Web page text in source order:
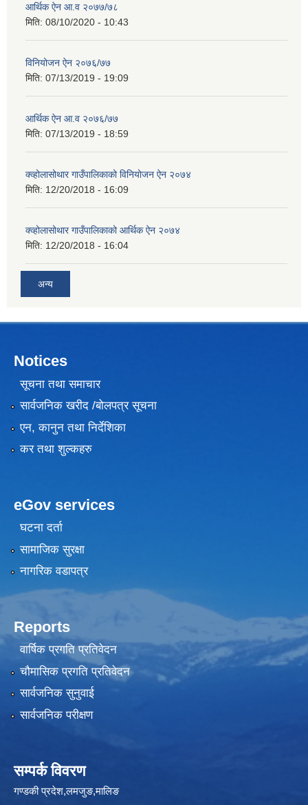
आर्थिक ऐन आ.व २०७७/७८
मिति: 08/10/2020 - 10:43
विनियोजन ऐन २०७६/७७
मिति: 07/13/2019 - 19:09
आर्थिक ऐन आ.व २०७६/७७
मिति: 07/13/2019 - 18:59
क्व्होलासोथार गाउँपालिकाको विनियोजन ऐन २०७४
मिति: 12/20/2018 - 16:09
क्व्होलासोथार गाउँपालिकाको आर्थिक ऐन २०७४
मिति: 12/20/2018 - 16:04
अन्य
Notices
सूचना तथा समाचार
सार्वजनिक खरीद /बोलपत्र सूचना
एन, कानुन तथा निर्देशिका
कर तथा शुल्कहरु
eGov services
घटना दर्ता
सामाजिक सुरक्षा
नागरिक वडापत्र
Reports
वार्षिक प्रगति प्रतिवेदन
चौमासिक प्रगति प्रतिवेदन
सार्वजनिक सुनुवाई
सार्वजनिक परीक्षण
सम्पर्क विवरण
गण्डकी प्रदेश,लमजुङ,मालिङ